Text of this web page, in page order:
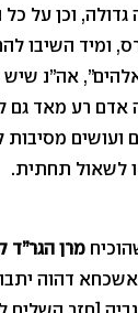
וכן על כל
ומיד השיבו
אה”נ
אדם רע מאד גם
ועושים
לשאול תחתית.
מרן הגר”ד
דהוה